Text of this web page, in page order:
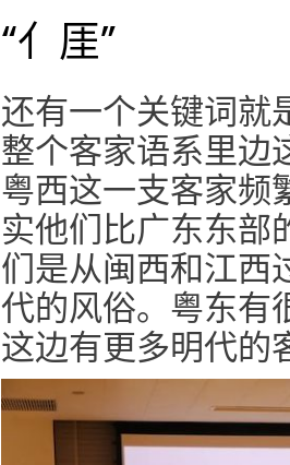
“亻厓”
还有一个关键词就
整个客家语系里边
粤西这一支客家频
实他们比广东东部
们是从闽西和江西
代的风俗。粤东有
这边有更多明代的